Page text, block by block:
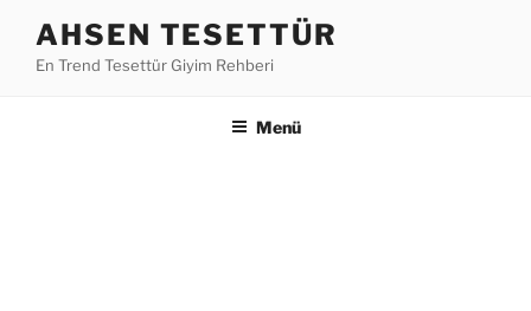
AHSEN TESETTÜR
En Trend Tesettür Giyim Rehberi
Menü